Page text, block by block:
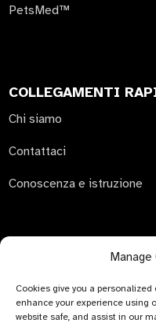
PetsMed™
COLLEGAMENTI
Chi siamo
Contattaci
Conoscenza e istruzione
INVIA RICHIESTA
Non c'è niente di meglio
di più su newfun e
Cookies give you a
enhance your experience using
website safe, and assist in our